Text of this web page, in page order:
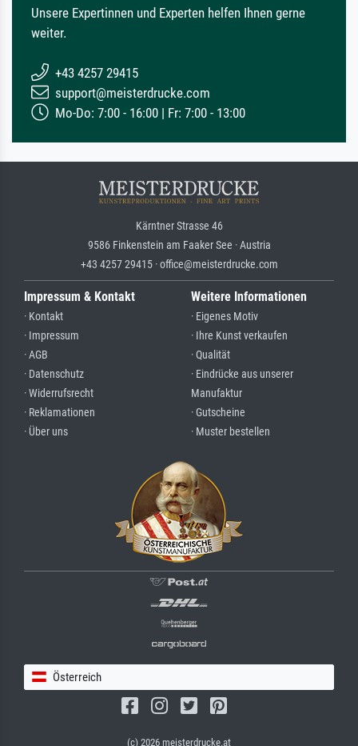
Unsere Expertinnen und Experten helfen Ihnen gerne
weiter.
+43 4257 29415
support@meisterdrucke.com
Mo-Do: 7:00 - 16:00 | Fr: 7:00 - 13:00
Kärntner Strasse 46
9586 Finkenstein am Faaker See · Austria
+43 4257 29415 · office@meisterdrucke.com
Impressum & Kontakt
· Kontakt
· Impressum
· AGB
· Datenschutz
· Widerrufsrecht
· Reklamationen
· Über uns
Weitere Informationen
· Eigenes Motiv
· Ihre Kunst verkaufen
· Qualität
· Eindrücke aus unserer
Manufaktur
· Gutscheine
· Muster bestellen
Österreich
(c) 2026 meisterdrucke.at